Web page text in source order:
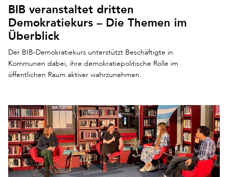
BIB veranstaltet dritten
Demokratiekurs – Die Themen im
Überblick
Der BIB-Demokratiekurs unterstützt Beschäftigte in
Kommunen dabei, ihre demokratiepolitische Rolle im
öffentlichen Raum aktiver wahrzunehmen.